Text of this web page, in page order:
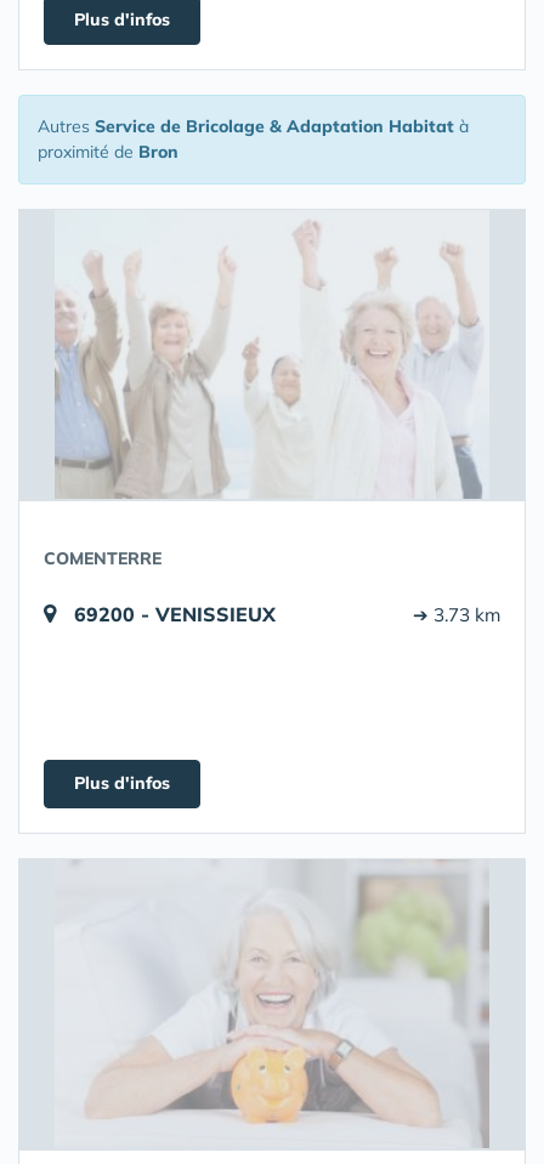
Plus d'infos
Autres Service de Bricolage & Adaptation Habitat à
proximité de Bron
COMENTERRE
69200 - VENISSIEUX ➔ 3.73 km
Plus d'infos